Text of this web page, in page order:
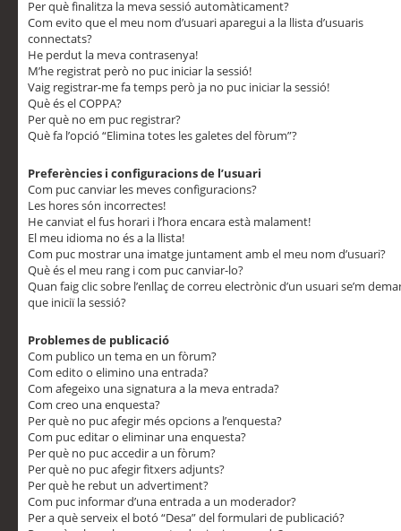
Per què finalitza la meva sessió automàticament?
Com evito que el meu nom d’usuari aparegui a la llista d’usuaris
connectats?
He perdut la meva contrasenya!
M’he registrat però no puc iniciar la sessió!
Vaig registrar-me fa temps però ja no puc iniciar la sessió!
Què és el COPPA?
Per què no em puc registrar?
Què fa l’opció “Elimina totes les galetes del fòrum”?
Preferències i configuracions de l’usuari
Com puc canviar les meves configuracions?
Les hores són incorrectes!
He canviat el fus horari i l’hora encara està malament!
El meu idioma no és a la llista!
Com puc mostrar una imatge juntament amb el meu nom d’usuari?
Què és el meu rang i com puc canviar-lo?
Quan faig clic sobre l’enllaç de correu electrònic d’un usuari se’m
que iniciï la sessió?
Problemes de publicació
Com publico un tema en un fòrum?
Com edito o elimino una entrada?
Com afegeixo una signatura a la meva entrada?
Com creo una enquesta?
Per què no puc afegir més opcions a l’enquesta?
Com puc editar o eliminar una enquesta?
Per què no puc accedir a un fòrum?
Per què no puc afegir fitxers adjunts?
Per què he rebut un advertiment?
Com puc informar d’una entrada a un moderador?
Per a què serveix el botó “Desa” del formulari de publicació?